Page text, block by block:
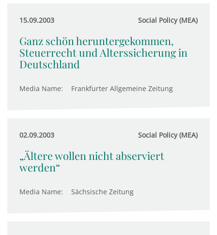
15.09.2003 Social Policy (MEA)
Ganz schön heruntergekommen,
Steuerrecht und Alterssicherung in
Deutschland
Media Name: Frankfurter Allgemeine Zeitung
02.09.2003 Social Policy (MEA)
„Ältere wollen nicht abserviert
werden“
Media Name: Sächsische Zeitung